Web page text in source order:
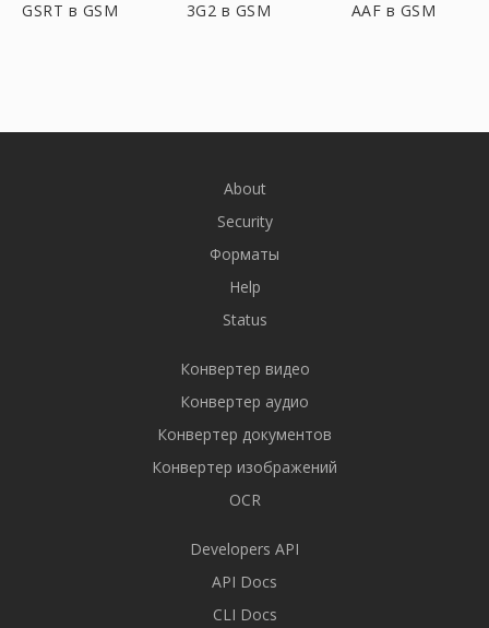
GSRT в GSM 3G2 в GSM AAF в GSM
About
Security
Форматы
Help
Status
Конвертер видео
Конвертер аудио
Конвертер документов
Конвертер изображений
OCR
Developers API
API Docs
CLI Docs